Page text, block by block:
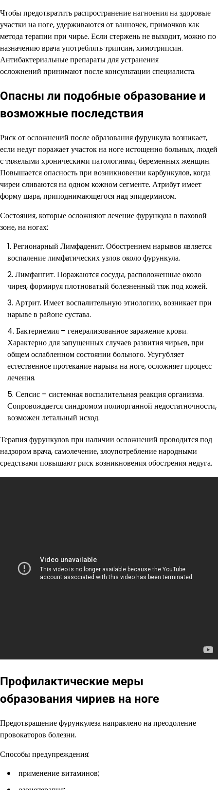
Чтобы предотвратить распространение нагноения на здоровые
участки на ноге, удерживаются от ванночек, примочков как
метода терапии при чирье. Если стержень не выходит, можно по
назначению врача употреблять трипсин, химотрипсин.
Антибактериальные препараты для устранения
осложнений принимают после консультации специалиста.
Опасны ли подобные образование и
возможные последствия
Риск от осложнений после образования фурункула возникает,
если недуг поражает участок на ноге истощенно больных, людей
с тяжелыми хроническими патологиями, беременных женщин.
Повышается опасность при возникновении карбункулов, когда
чиреи сливаются на одном кожном сегменте. Атрибут имеет
форму шара, приподнимающегося над эпидермисом.
Состояния, которые осложняют лечение фурункула в паховой
зоне, на ногах:
Регионарный Лимфаденит. Обострением нарывов является
воспаление лимфатических узлов около фурункула.
Лимфангит. Поражаются сосуды, расположенные около
чирея, формируя плотноватый болезненный тяж под кожей.
Артрит. Имеет воспалительную этиологию, возникает при
нарыве в районе сустава.
Бактериемия – генерализованное заражение крови.
Характерно для запущенных случаев развития чирьев, при
общем ослабленном состоянии больного. Усугубляет
естественное протекание нарыва на ноге, осложняет процесс
лечения.
Сепсис – системная воспалительная реакция организма.
Сопровождается синдромом полиорганной недостатночности,
возможен летальный исход.
Терапия фурункулов при наличии осложнений проводится под
надзором врача, самолечение, злоупотребление народными
средствами повышают риск возникновения обострения недуга.
Профилактические меры
образования чириев на ноге
Предотвращение фурункулеза направлено на преодоление
провокаторов болезни.
Способы предупреждения:
применение витаминов;